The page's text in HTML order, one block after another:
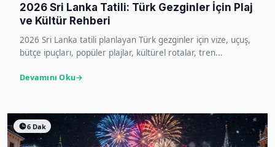
2026 Sri Lanka Tatili: Türk Gezginler İçin Plaj
ve Kültür Rehberi
2026 Sri Lanka tatili planlayan Türk gezginler için vize, uçuş,
bütçe ipuçları, popüler plajlar, kültürel rotalar, tren...
Devamını Oku
6 Dak